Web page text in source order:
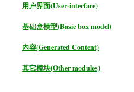
用户界面(User-interface)
基础盒模型(Basic box model)
内容(Generated Content)
其它模块(Other modules)